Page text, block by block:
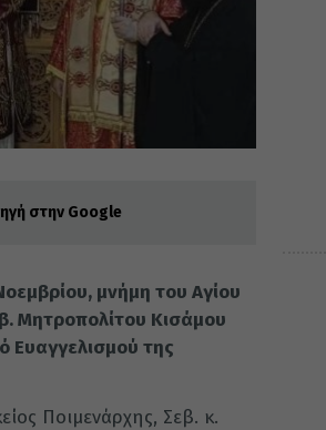
στην Google
μνήμη του Αγίου
Μητροπολίτου Κισάμου
Ευαγγελισμού της
Ποιμενάρχης, Σεβ. κ.